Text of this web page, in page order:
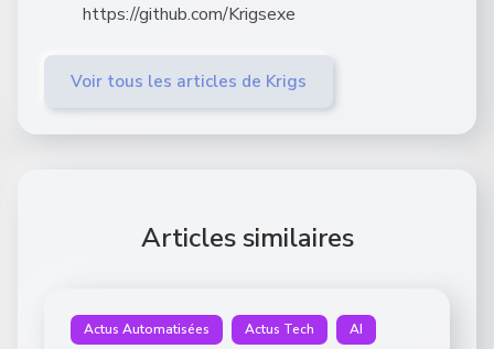
https://github.com/Krigsexe
Voir tous les articles de Krigs
Articles similaires
Actus Automatisées Actus Tech AI